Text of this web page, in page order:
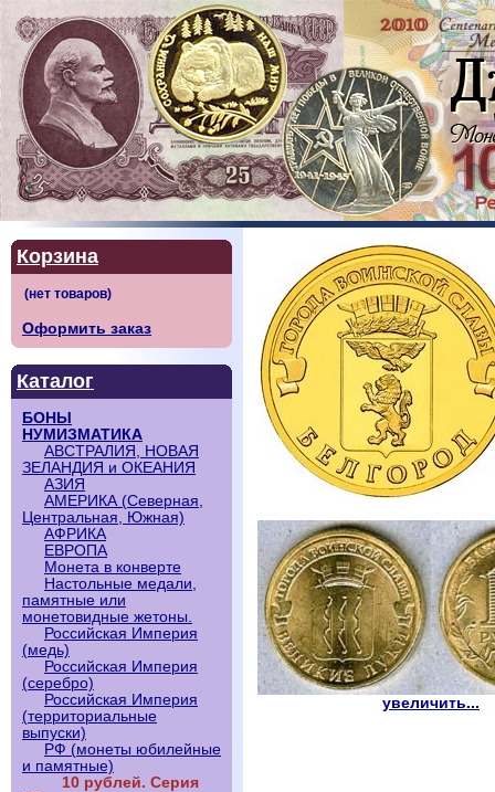
Корзина
Оформить заказ
Каталог
БОНЫ
НУМИЗМАТИКА
АВСТРАЛИЯ, НОВАЯ
ЗЕЛАНДИЯ и ОКЕАНИЯ
АЗИЯ
АМЕРИКА (Северная,
Центральная, Южная)
АФРИКА
ЕВРОПА
Монета в конверте
Настольные медали,
памятные или
монетовидные жетоны.
Российская Империя
(медь)
Российская Империя
(серебро)
Российская Империя
(территориальные
выпуски)
РФ (монеты юбилейные
и памятные)
10 рублей. Серия
увеличить...